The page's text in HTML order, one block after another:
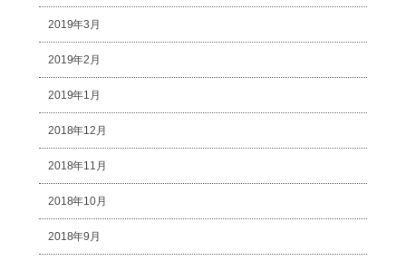
2019年3月
2019年2月
2019年1月
2018年12月
2018年11月
2018年10月
2018年9月